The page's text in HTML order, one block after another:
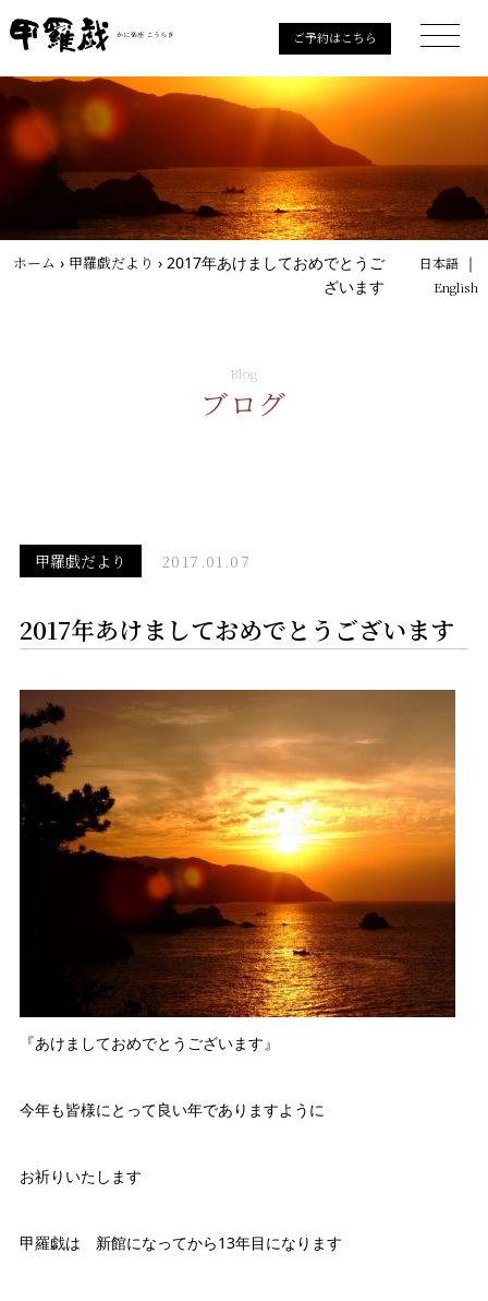
ご予約はこちら
ホーム › 甲羅戯だより › 2017年あけましておめでとうご
ざいます
日本語 ｜
English
Blog
ブログ
甲羅戯だより 2017.01.07
2017年あけましておめでとうございます
『あけましておめでとうございます』
今年も皆様にとって良い年でありますように
お祈りいたします
甲羅戯は 新館になってから13年目になります